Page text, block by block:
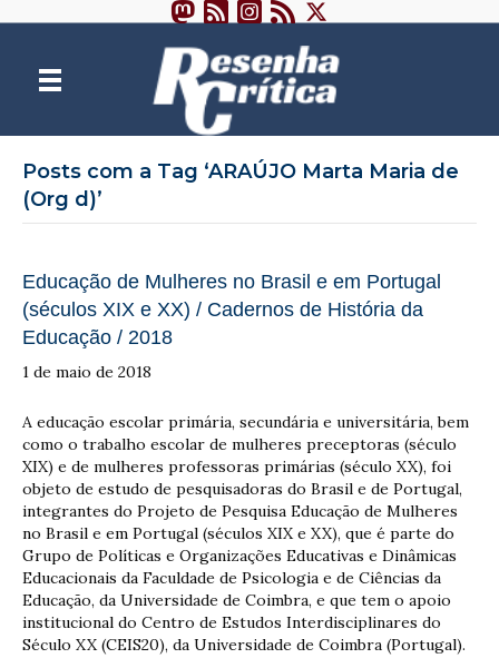
Posts com a Tag ‘ARAÚJO Marta Maria de
(Org d)’
Educação de Mulheres no Brasil e em Portugal
(séculos XIX e XX) / Cadernos de História da
Educação / 2018
1 de maio de 2018
A educação escolar primária, secundária e universitária, bem
como o trabalho escolar de mulheres preceptoras (século
XIX) e de mulheres professoras primárias (século XX), foi
objeto de estudo de pesquisadoras do Brasil e de Portugal,
integrantes do Projeto de Pesquisa Educação de Mulheres
no Brasil e em Portugal (séculos XIX e XX), que é parte do
Grupo de Políticas e Organizações Educativas e Dinâmicas
Educacionais da Faculdade de Psicologia e de Ciências da
Educação, da Universidade de Coimbra, e que tem o apoio
institucional do Centro de Estudos Interdisciplinares do
Século XX (CEIS20), da Universidade de Coimbra (Portugal).